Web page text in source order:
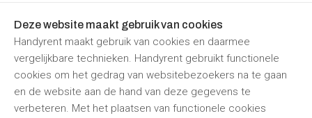
Deze website maakt gebruik van cookies
Handyrent maakt gebruik van cookies en daarmee
vergelijkbare technieken. Handyrent gebruikt functionele
cookies om het gedrag van websitebezoekers na te gaan
en de website aan de hand van deze gegevens te
verbeteren. Met het plaatsen van functionele cookies